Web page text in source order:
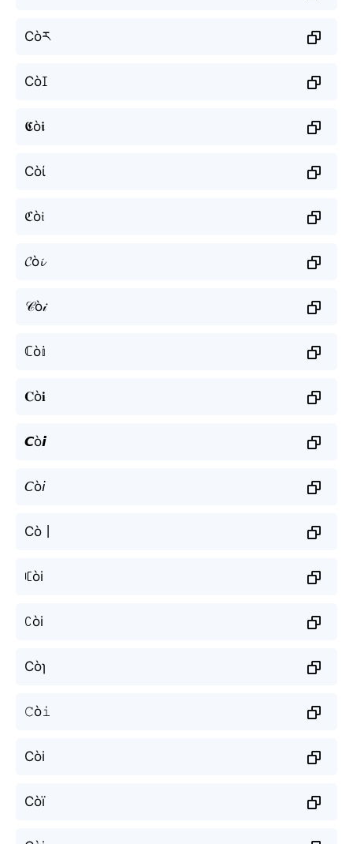
Còར
Còꀤ
𝕮ò𝖎
Còί
ℭò𝔦
𝓒ò𝓲
𝒞ò𝒾
ℂò𝕚
𝐂ò𝐢
𝘾ò𝙞
𝘊ò𝘪
Cò丨
ꏸòi
ꉔòi
Còɿ
𝙲ò𝚒
Còi
Сòї